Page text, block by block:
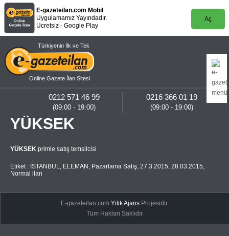
E-gazeteilan.com Mobil
Uygulamamız Yayındadır.
Ücretsiz - Google Play
Aç
Türkiyenin İlk ve Tek
Online Gazete İlan Sitesi
0216 366 01 19
(09:00 - 19:00)
0212 571 46 99
(09:00 - 19:00)
YÜKSEK
YÜKSEK primle satış temsilcisi
Etiket : İSTANBUL, ELEMAN , Pazarlama Satış, 27.3.2015, 28.03.2015,
Normal ilan
E-gazeteilan.comYitik Ajans Projesidir.
Tüm Hakları Saklıdır.